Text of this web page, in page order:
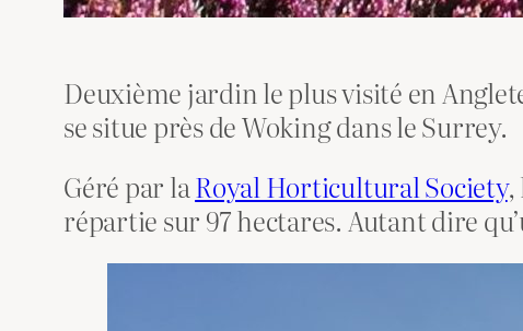
Deuxième jardin le plus visité en
se situe près de Woking dans le Surrey.
Géré par la Royal Horticultural Society,
répartie sur 97 hectares. Autant dire